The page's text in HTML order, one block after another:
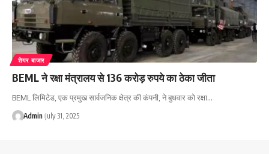
शेयर बाजार
BEML ने रक्षा मंत्रालय से 136 करोड़ रुपये का ठेका जीता
BEML लिमिटेड, एक प्रमुख सार्वजनिक क्षेत्र की कंपनी, ने बुधवार को रक्षा…
Admin July 31, 2025